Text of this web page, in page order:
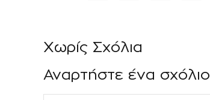
Χωρίς Σχόλια
Αναρτήστε ένα σχόλιο